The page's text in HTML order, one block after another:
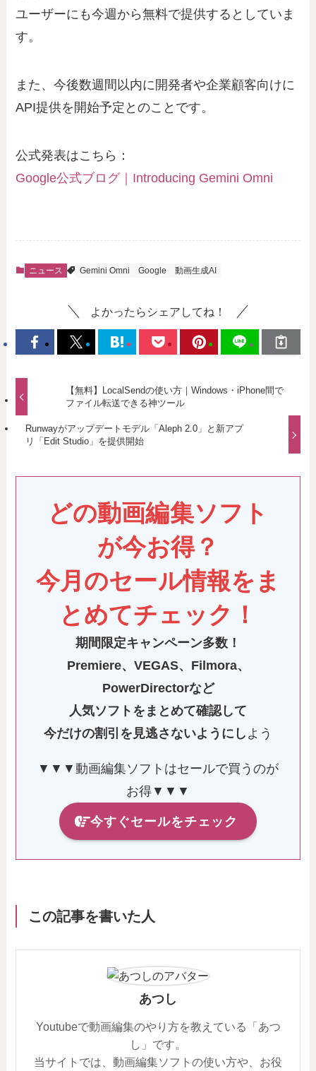
ユーザーにも今週から無料で提供するとしていま
す。
また、今後数週間以内に開発者や企業顧客向けに
API提供を開始予定とのことです。
公式発表はこちら：
Google公式ブログ｜Introducing Gemini Omni
ニュース Gemini Omni Google 動画生成AI
よかったらシェアしてね！
【無料】LocalSendの使い方｜Windows・iPhone間で
ファイル転送できる神ツール
Runwayがアップデートモデル「Aleph 2.0」と新アプ
リ「Edit Studio」を提供開始
どの動画編集ソフト
が今お得？
今月のセール情報をま
とめてチェック！
期間限定キャンペーン多数！
Premiere、VEGAS、Filmora、
PowerDirectorなど
人気ソフトをまとめて確認して
今だけの割引を見逃さないようにし よう
▼▼▼動画編集ソフトはセールで買うのが
お得▼▼▼
今すぐセールをチェック
この記事を書いた人
あつし
Youtubeで動画編集のやり方を教えている「あつ
し」です。
当サイトでは、動画編集ソフトの使い方や、お役